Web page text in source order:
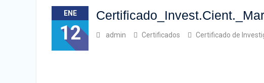
ENE
12 admin Certificados Certificado de